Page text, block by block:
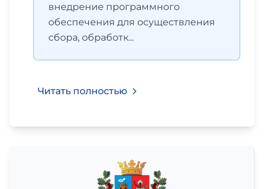
внедрение программного
обеспечения для осуществления
сбора, обработк...
Читать полностью